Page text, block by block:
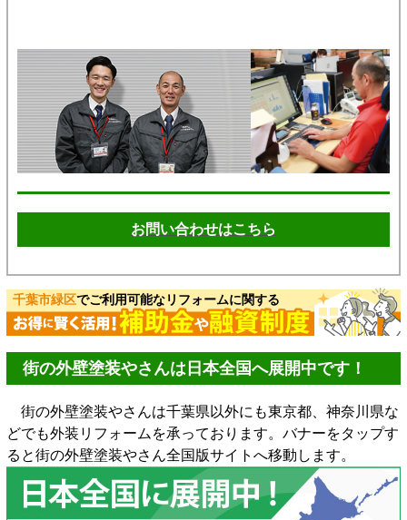
お問い合わせはこちら
千葉市緑区でご利用可能なリフォームに関する
街の外壁塗装やさんは日本全国へ展開中です！
街の外壁塗装やさんは千葉県以外にも東京都、神奈川県な
どでも外装リフォームを承っております。バナーをタップす
ると街の外壁塗装やさん全国版サイトへ移動します。